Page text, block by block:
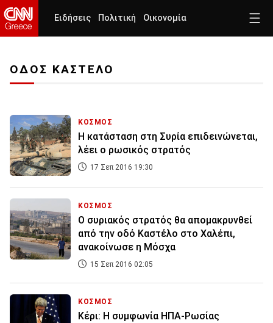
Ειδήσεις Πολιτική Οικονομία
ΟΔΟΣ ΚΑΣΤΕΛΟ
ΚΟΣΜΟΣ
Η κατάσταση στη Συρία επιδεινώνεται,
λέει ο ρωσικός στρατός
17 Σεπ 2016 19:30
ΚΟΣΜΟΣ
Ο συριακός στρατός θα απομακρυνθεί
από την οδό Καστέλο στο Χαλέπι,
ανακοίνωσε η Μόσχα
15 Σεπ 2016 02:05
ΚΟΣΜΟΣ
Κέρι: Η συμφωνία ΗΠΑ-Ρωσίας